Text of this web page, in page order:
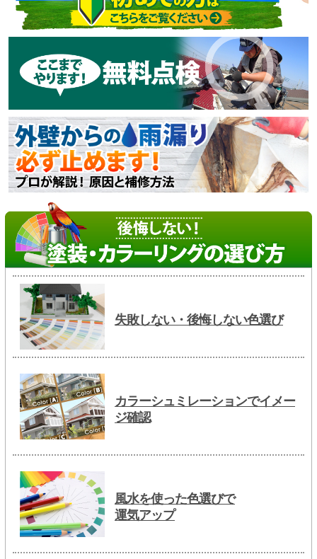
失敗しない・後悔しない色選び
カラーシュミレーションでイメー
ジ確認
風水を使った色選びで
運気アップ